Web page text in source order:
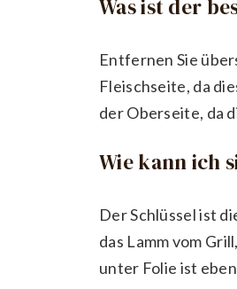
Was ist der
Entfernen Sie
Fleischseite, da
der Oberseite, da
Wie kann ich
Der Schlüssel ist
das Lamm vom
unter Folie ist